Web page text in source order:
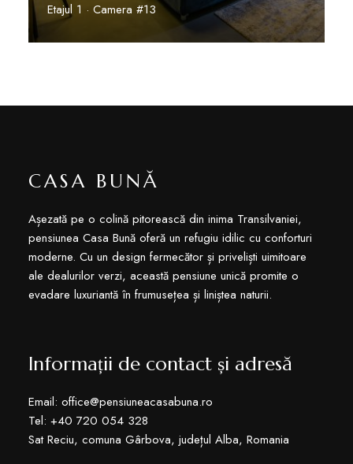
Etajul 1 · Camera #13
CASA BUNĂ
Așezată pe o colină pitorească din inima Transilvaniei,
pensiunea Casa Bună oferă un refugiu idilic cu conforturi
moderne. Cu un design fermecător și priveliști uimitoare
ale dealurilor verzi, această pensiune unică promite o
evadare luxuriantă în frumusețea și liniștea naturii.
Informații de contact și adresă
Email: office@pensiuneacasabuna.ro
Tel: +40 720 054 328
Sat Reciu, comuna Gârbova, județul Alba, Romania